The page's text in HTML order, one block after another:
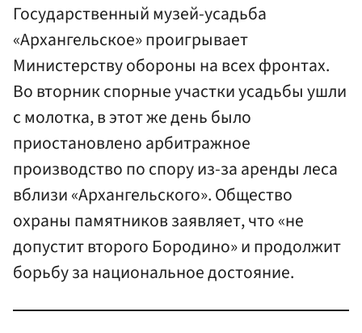
Государственный музей-усадьба
«Архангельское» проигрывает
Министерству обороны на всех фронтах.
Во вторник спорные участки усадьбы ушли
с молотка, в этот же день было
приостановлено арбитражное
производство по спору из-за аренды леса
вблизи «Архангельского». Общество
охраны памятников заявляет, что «не
допустит второго Бородино» и продолжит
борьбу за национальное достояние.